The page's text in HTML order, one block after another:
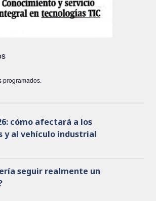
programados.
cómo afectará a los
y al vehículo industrial
seguir realmente un